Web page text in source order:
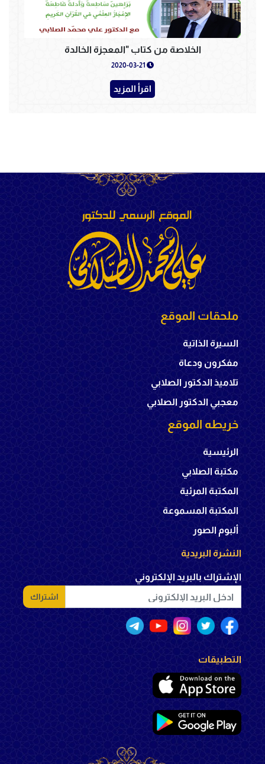
الخلاصة من كتاب "المعجزة الخالدة
اقرأ المزيد
ملحقات الموقع
السيرة الذاتية
مفكرون ودعاة
تلاميذ الدكتور الصلابي
معجبي الدكتور الصلابي
خريطه الموقع
الرئيسية
مكتبة الصلابي
المكتبة المرئية
المكتبة المسموعة
ألبوم الصور
النشرة البريدية
الإشتراك بالبريد الإلكتروني
اشتراك
التطبيقات